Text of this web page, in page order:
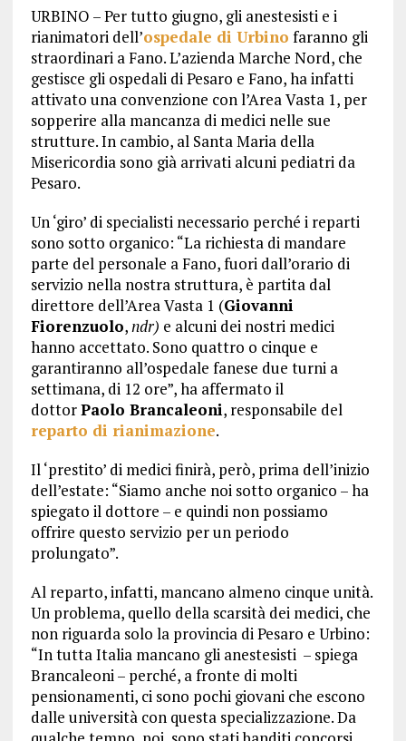
URBINO – Per tutto giugno, gli anestesisti e i
rianimatori dell’ospedale di Urbino faranno gli
straordinari a Fano. L’azienda Marche Nord, che
gestisce gli ospedali di Pesaro e Fano, ha infatti
attivato una convenzione con l’Area Vasta 1, per
sopperire alla mancanza di medici nelle sue
strutture. In cambio, al Santa Maria della
Misericordia sono già arrivati alcuni pediatri da
Pesaro.
Un ‘giro’ di specialisti necessario perché i reparti
sono sotto organico: “La richiesta di mandare
parte del personale a Fano, fuori dall’orario di
servizio nella nostra struttura, è partita dal
direttore dell’Area Vasta 1 (Giovanni
Fiorenzuolo,ndr) e alcuni dei nostri medici
hanno accettato. Sono quattro o cinque e
garantiranno all’ospedale fanese due turni a
settimana, di 12 ore”, ha affermato il
dottorPaolo Brancaleoni, responsabile del
reparto di rianimazione.
Il ‘prestito’ di medici finirà, però, prima dell’inizio
dell’estate: “Siamo anche noi sotto organico – ha
spiegato il dottore – e quindi non possiamo
offrire questo servizio per un periodo
prolungato”.
Al reparto, infatti, mancano almeno cinque unità.
Un problema, quello della scarsità dei medici, che
non riguarda solo la provincia di Pesaro e Urbino:
“In tutta Italia mancano gli anestesisti – spiega
Brancaleoni – perché, a fronte di molti
pensionamenti, ci sono pochi giovani che escono
dalle università con questa specializzazione. Da